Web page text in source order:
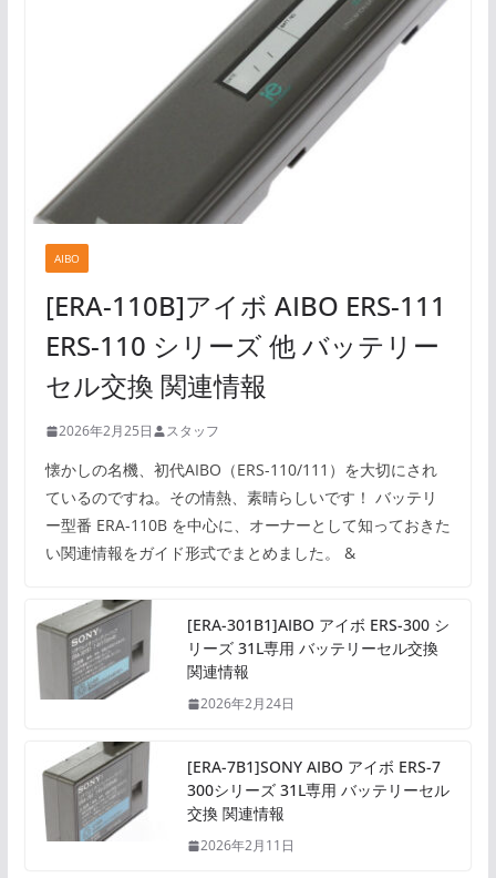
AIBO
[ERA-110B]アイボ AIBO ERS-111
ERS-110 シリーズ 他 バッテリー
セル交換 関連情報
2026年2月25日 スタッフ
懐かしの名機、初代AIBO（ERS-110/111）を大切にされ
ているのですね。その情熱、素晴らしいです！ バッテリ
ー型番 ERA-110B を中心に、オーナーとして知っておきた
い関連情報をガイド形式でまとめました。 &
[ERA-301B1]AIBO アイボ ERS-300 シ
リーズ 31L専用 バッテリーセル交換
関連情報
2026年2月24日
[ERA-7B1]SONY AIBO アイボ ERS-7
300シリーズ 31L専用 バッテリーセル
交換 関連情報
2026年2月11日